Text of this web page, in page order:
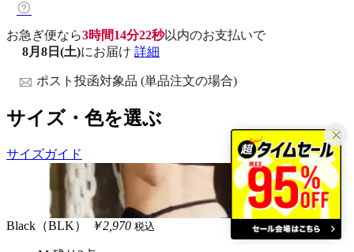
お急ぎ便なら3時間14分21秒以内のお支払いで
8月8日(土)にお届け 詳細
ポスト投函対象品 (単品注文の場合)
サイズ・色を選ぶ
サイズガイド
Black（BLK） ￥2,970 税込